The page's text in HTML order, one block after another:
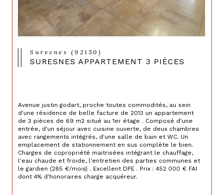
Suresnes (92150)
SURESNES APPARTEMENT 3 PIÈCES
Avenue justin godart, proche toutes commodités, au sein
d'une résidence de belle facture de 2013 un appartement
de 3 pièces de 69 m2 situé au 1er étage . Composé d'une
entrée, d'un séjour avec cuisine ouverte, de deux chambres
avec rangements intégrés, d'une salle de bain et WC. Un
emplacement de stationnement en sus complète le bien.
Charges de copropriété maitrisées intégrant le chauffage,
l'eau chaude et froide, l'entretien des parties communes et
le gardien (285 €/mois) . Excellent DPE . Prix : 452 000 € FAI
dont 4% d'honoraires charge acquéreur.